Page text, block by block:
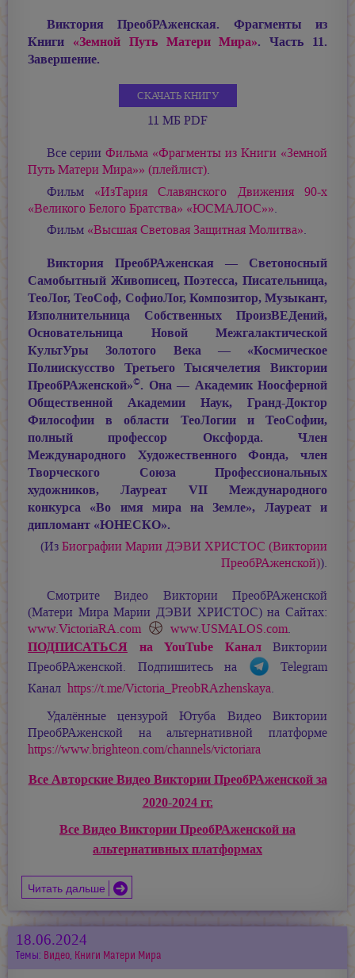
Виктория ПреобРАженская. Фрагменты из
Книги «Земной Путь Матери Мира». Часть 11.
Завершение.
СКАЧАТЬ КНИГУ
11 МБ PDF
Все серииФильма «Фрагменты из Книги «Земной
Путь Матери Мира»» (плейлист).
Фильм «ИзТария Славянского Движения 90-х
«Великого Белого Братства» «ЮСМАЛОС»».
Фильм «Высшая Световая Защитная Молитва».
Виктория ПреобРАженская — Светоносный
Самобытный Живописец, Поэтесса, Писательница,
ТеоЛог, ТеоСоф, СофиоЛог, Композитор, Музыкант,
Изполнительница Собственных ПроизВЕДений,
Основательница Новой Межгалактической
КультУры Золотого Века — «Космическое
Полиискусство Третьего Тысячелетия Виктории
ПреобРАженской»©. Она — Академик Ноосферной
Общественной Академии Наук, Гранд-Доктор
Философии в области ТеоЛогии и ТеоСофии,
полный профессор Оксфорда. Член
Международного Художественного Фонда, член
Творческого Союза Профессиональных
художников, Лауреат VII Международного
конкурса «Во имя мира на Земле», Лауреат и
дипломант «ЮНЕСКО».
(Из Биографии Марии ДЭВИ ХРИСТОС (Виктории
ПреобРАженской)).
Смотрите Видео Виктории ПреобРАженской
(Матери МираМарии ДЭВИ ХРИСТОС) на Сайтах:
www.VictoriaRA.com
www.USMALOS.com.
ПОДПИСАТЬСЯ на YouTube КаналВиктории
ПреобРАженской. Подпишитесь на
Telegram
Канал https://t.me/Victoria_PreobRAzhenskaya.
Удалённые цензурой Ютуба Видео Виктории
ПреобРАженской на альтернативной платформе
https://www.brighteon.com/channels/victoriara
Все Авторские Видео Виктории ПреобРАженской за
2020-2024 гг.
Все Видео Виктории ПреобРАженской на
альтернативных платформах
Читать дальше
18.06.2024
Темы: Видео, Книги Матери Мира